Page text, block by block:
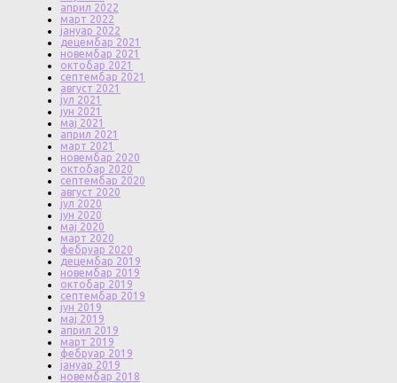
април 2022
март 2022
јануар 2022
децембар 2021
новембар 2021
октобар 2021
септембар 2021
август 2021
јул 2021
јун 2021
мај 2021
април 2021
март 2021
новембар 2020
октобар 2020
септембар 2020
август 2020
јул 2020
јун 2020
мај 2020
март 2020
фебруар 2020
децембар 2019
новембар 2019
октобар 2019
септембар 2019
јун 2019
мај 2019
април 2019
март 2019
фебруар 2019
јануар 2019
новембар 2018